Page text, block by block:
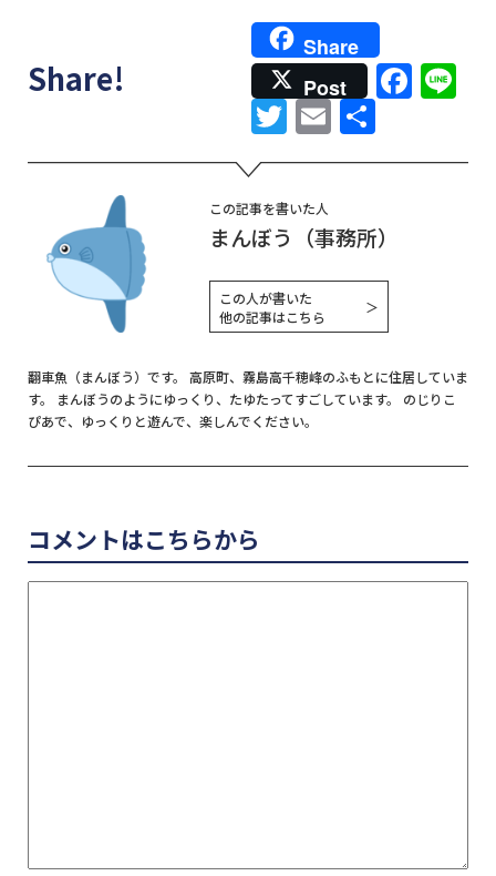
Share!
Share
Post
Twitter
Email
有
この記事を書いた人
まんぼう（事務所）
この人が書いた
他の記事はこちら
＞
翻車魚（まんぼう）です。 高原町、霧島高千穂峰のふもとに住居していま
す。 まんぼうのようにゆっくり、たゆたってすごしています。 のじりこ
ぴあで、ゆっくりと遊んで、楽しんでください。
コメントはこちらから